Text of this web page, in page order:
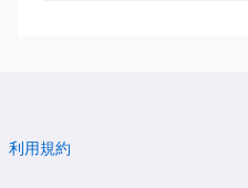
利用規約